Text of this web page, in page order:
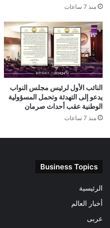
منذ 7 ساعات
النائب الأول لرئيس مجلس النواب
يدعو إلى التهدئة وتحمل المسؤولية
الوطنية عقب أحداث صرمان
منذ 7 ساعات
Business Topics
الرئيسية
أخبار العالم
عربى